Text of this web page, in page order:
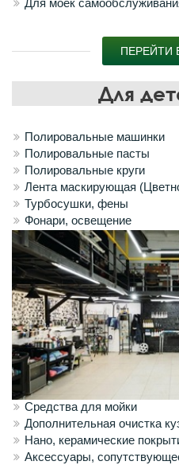
Для моек
ПЕРЕЙТИ
Для
Полировальные машинки
Полировальные пасты
Полировальные круги
Лента маскирующая
Турбосушки, фены
Фонари, освещение
Средства для мойки
Дополнительная очистка
Нано, керамические
Аксессуары,